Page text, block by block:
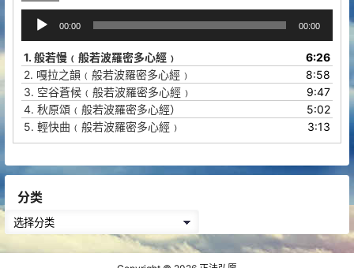
播
放
器
00:00 00:00
1. 般若慢﹙般若波羅密多心經﹚
6:26
2. 嘎拉之韻﹙般若波羅密多心經﹚
8:58
3. 空谷蒼候﹙般若波羅密多心經﹚
9:47
4. 秋原頌﹙般若波羅密多心經）
5:02
5. 輕快曲﹙般若波羅密多心經﹚ 3:13
分类
分
类